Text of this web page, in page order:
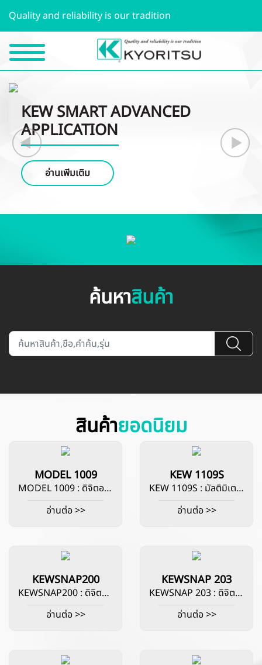
Quality and reliability is our tradition
KEW SMART ADVANCED
APPLICATION
อ่านเพิ่มเติม
ค้นหาสินค้า
สินค้ายอดนิยม
MODEL 1009
MODEL 1009 : ดิจิตอลมัลติมิเตอร์ การแสดงผล : 3999 ครั้ง ช่วงอัตโนมัติและตัวเลือกช่วงด้วยตนเอง (พร้อมคุณสมบัติคงช่วง) ช่วงความต้านทานให้การทดสอบความต่อเนื่องของเสียง ปิดเครื่องโดยอัตโนมัติในเวลาประมาณ 30 นาทีเพื่อประหยัดแบตเตอรี่ การวัดกระแสตรงได้ถึง 10A AC และ DC พร้อมซองหนัง
อ่านต่อ >>
KEW 1109S
KEW 1109S : มัลติมิเตอร์แบบอะนาล็อก สเกลแบบมิเรอร์เพื่อการอ่านค่าที่ง่ายดายและแม่นยำ ขั้วต่อเอาต์พุตสำหรับตัดส่วนประกอบ ไฟฟ้า DC เมื่อวัดแรงดันไฟฟ้า AC ขั้วต่ออินพุตและสายทดสอบที่ได้รับการออกแบบเพื่อความปลอดภัย
อ่านต่อ >>
KEWSNAP200
KEWSNAP200 : ดิจิตอลแคลมป์มิเตอร์ คลมป์มิเตอร์ขนาดเล็กและสะดวก IEC 61010-1 มาตรฐานความปลอดภัย CAT Ⅲ 300V, CAT Ⅱ 600V แคลมป์มิเตอร์ 400A AC ฟังก์ชั่น DMM ACV, DCV, Ω, Continuity Buzzer
อ่านต่อ >>
KEWSNAP 203
KEWSNAP 203 : ดิจิตอลแคลมป์มิเตอร์ จอแสดงผลแบบ LCD แสดงผลได้สูงสุด 4199 หลัก ระบบเตือนเมื่อแบตเตอรี่อ่อน เตือนที่จอแสดงผลด้วย สัญญาณ BATT ระบบเตือนเมื่อวัดค่าเกินพิกัดเตือนที่จอแสดงผลด้วยสัญลักษณ์ OL ช่วงเวลาตอบสนอง 0°~+40° อุณหภูมิ ใช้งาน 0°-40° ใช้พลังงานต่อเพียง 15mA ระบบปิดเครื่องอัตโนมัติเมื่อไม่ใช้งานเกิน 10 นาที แคลมป์มิเตอร์ขนาดเล็กและสะดวก IEC 61010-1 มาตรฐานความปลอดภัย CAT Ⅲ 300V, CAT Ⅱ 600V แคลมป์มิเตอร์ 400A AC / DC ฟังก์ชั่น DMM ACV, DCV, Ω, Continuity Buzzer
อ่านต่อ >>